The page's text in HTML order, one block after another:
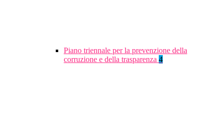
Piano triennale per la prevenzione della
corruzione e della trasparenza 4